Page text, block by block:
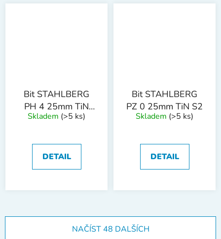
Bit STAHLBERG
PH 4 25mm TiN
S2
Skladem (>5 ks)
DETAIL
Bit STAHLBERG
PZ 0 25mm TiN S2
Skladem (>5 ks)
DETAIL
NAČÍST 48 DALŠÍCH